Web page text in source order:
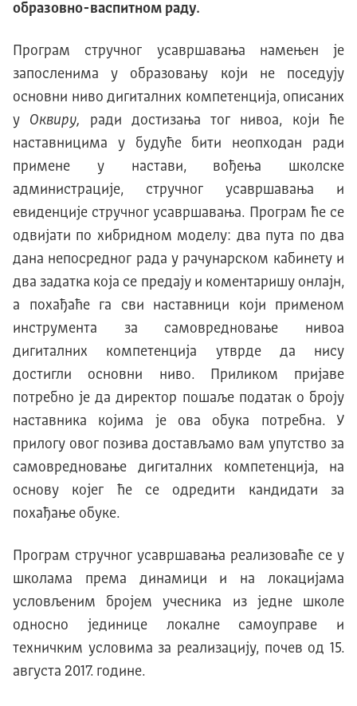
образовно-васпитном раду.
Програм стручног усавршавања намењен је
запосленима у образовању који не поседују
основни ниво дигиталних компетенција, описаних
у Оквиру, ради достизања тог нивоа, који ће
наставницима у будуће бити неопходан ради
примене у настави, вођења школске
администрације, стручног усавршавања и
евиденције стручног усавршавања. Програм ће се
одвијати по хибридном моделу: два пута по два
дана непосредног рада у рачунарском кабинету и
два задатка која се предају и коментаришу онлајн,
а похађаће га сви наставници који применом
инструмента за самовредновање нивоа
дигиталних компетенција утврде да нису
достигли основни ниво. Приликом пријаве
потребно је да директор пошаље податак о броју
наставника којима је ова обука потребна. У
прилогу овог позива достављамо вам упутство за
самовредновање дигиталних компетенција, на
основу којег ће се одредити кандидати за
похађање обуке.
Програм стручног усавршавања реализоваће се у
школама према динамици и на локацијама
условљеним бројем учесника из једне школе
односно јединице локалне самоуправе и
техничким условима за реализацију, почев од 15.
августа 2017. године.